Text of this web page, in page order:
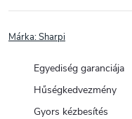
Márka:Sharpi
Egyediség garanciája
Hűségkedvezmény
Gyors kézbesítés